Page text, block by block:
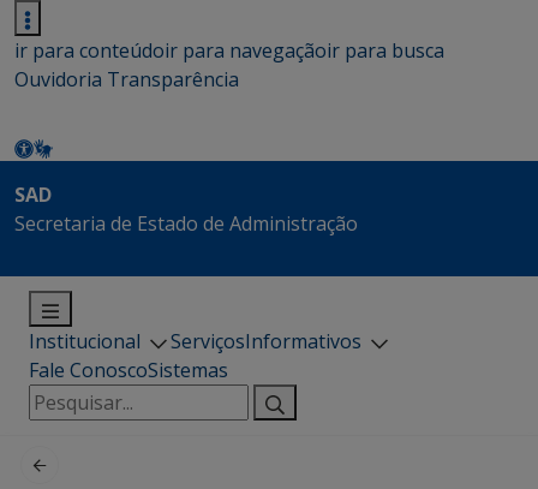
ir para conteúdoir para navegaçãoir para busca
Ouvidoria Transparência
SAD
Secretaria de Estado de Administração
Institucional ServiçosInformativos
Fale ConoscoSistemas
Pesquisar
por: